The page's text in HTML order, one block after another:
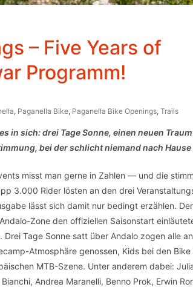
– Five Years of
Programm!
, Paganella Bike, Paganella Bike Openings, Trails
in sich: drei Tage Sonne, einen neuen
bei der schlicht niemand nach
misst man gerne in Zahlen — und die
3.000 Rider lösten an den drei
lässt sich damit nur bedingt erzählen.
Zone den offiziellen Saisonstart
Tage Sonne satt über Andalo zogen alle
Atmosphäre genossen, Kids bei den Bike
MTB-Szene. Unter anderem dabei:
Andrea Maranelli, Benno Prok, Erwin